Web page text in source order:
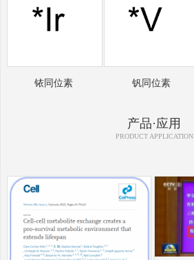
铱同位素 钒同位素
产品·应用
PRODUCT APPLICATION